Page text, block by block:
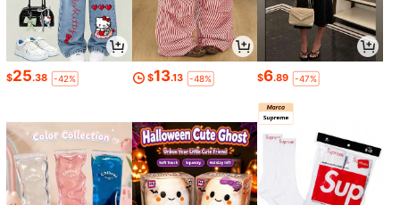
$25.38 -42% $13.13 -48% $6.89 -47%